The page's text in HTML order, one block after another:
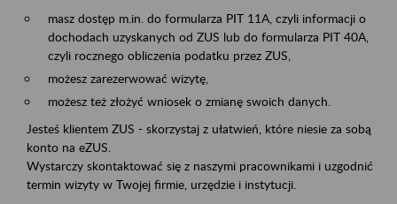
masz dostęp m.in. do formularza PIT 11A, czyli informacji o
dochodach uzyskanych od ZUS lub do formularza PIT 40A,
czyli rocznego obliczenia podatku przez ZUS,
możesz zarezerwować wizytę,
możesz też złożyć wniosek o zmianę swoich danych.
Jesteś klientem ZUS - skorzystaj z ułatwień, które niesie za sobą
konto na eZUS.
Wystarczy skontaktować się z naszymi pracownikami i uzgodnić
termin wizyty w Twojej firmie, urzędzie i instytucji.